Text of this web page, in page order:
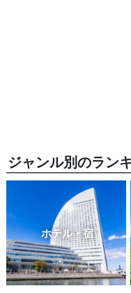
ジャンル別のラン
ホテル・宿